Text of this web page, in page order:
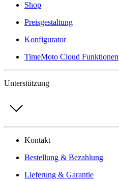
Shop
Preisgestaltung
Konfigurator
TimeMoto Cloud Funktionen
Unterstützung
Kontakt
Bestellung & Bezahlung
Lieferung & Garantie